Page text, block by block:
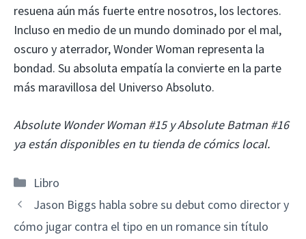
resuena aún más fuerte entre nosotros, los lectores.
Incluso en medio de un mundo dominado por el mal,
oscuro y aterrador, Wonder Woman representa la
bondad. Su absoluta empatía la convierte en la parte
más maravillosa del Universo Absoluto.
Absolute Wonder Woman #15 y Absolute Batman #16
ya están disponibles en tu tienda de cómics local.
Categorías
Libro
Jason Biggs habla sobre su debut como director y
cómo jugar contra el tipo en un romance sin título